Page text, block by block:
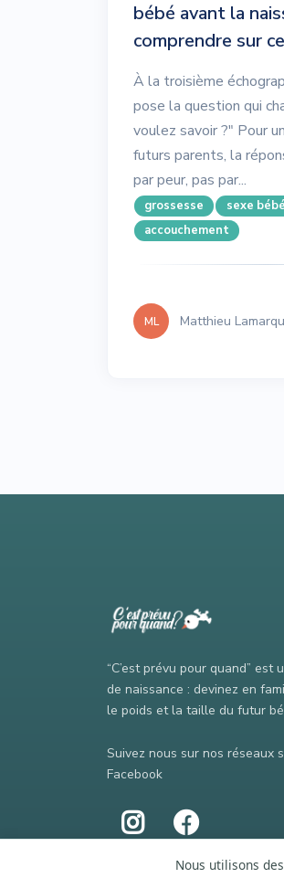
bébé avant la
comprendre sur
À la troisième
pose la question qui
voulez savoir ?" Pour
futurs parents, la
par peur, pas par...
grossesse
sexe bébé
accouchement
ML Matthieu
“C’est prévu pour quand” est
de naissance : devinez en
le poids et la taille du futur
Suivez nous sur nos réseaux
Facebook
Nous utilisons